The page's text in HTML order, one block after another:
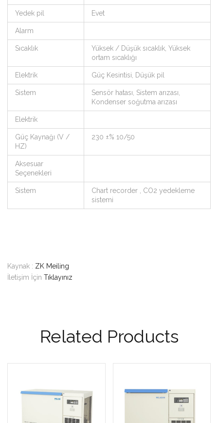
Yedek pil Evet
Alarm
Sıcaklık
Yüksek / Düşük sıcaklık, Yüksek
ortam sıcaklığı
Elektrik Güç Kesintisi, Düşük pil
Sistem
Sensör hatası, Sistem arızası,
Kondenser soğutma arızası
Elektrik
Güç Kaynağı (V /
HZ)
230 ±% 10/50
Aksesuar
Seçenekleri
Sistem
Chart recorder , CO2 yedekleme
sistemi
Kaynak : ZK Meiling
İletişim İçin Tıklayınız
Related Products